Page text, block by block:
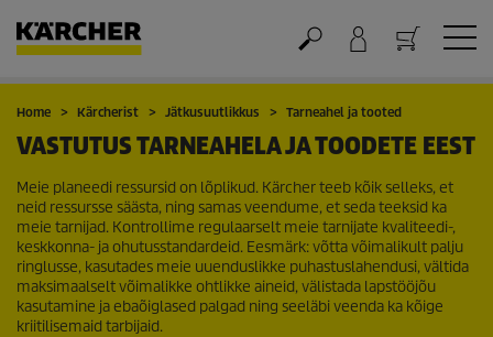
Ostukorv
Home Kärcherist Jätkusuutlikkus Tarneahel ja tooted
VASTUTUS TARNEAHELA JA TOODETE EEST
Meie planeedi ressursid on lõplikud. Kärcher teeb kõik selleks, et
neid ressursse säästa, ning samas veendume, et seda teeksid ka
meie tarnijad. Kontrollime regulaarselt meie tarnijate kvaliteedi-,
keskkonna- ja ohutusstandardeid. Eesmärk: võtta võimalikult palju
ringlusse, kasutades meie uuenduslikke puhastuslahendusi, vältida
maksimaalselt võimalikke ohtlikke aineid, välistada lapstööjõu
kasutamine ja ebaõiglased palgad ning seeläbi veenda ka kõige
kriitilisemaid tarbijaid.